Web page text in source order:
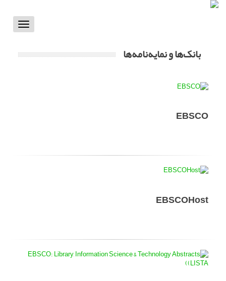
Toggle
بانک‌ها و نمایه‌‌نامه‌ها
EBSCO
EBSCOHost